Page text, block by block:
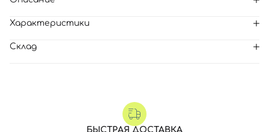
Характеристики
Склад
БЫСТРАЯ ДОСТАВКА